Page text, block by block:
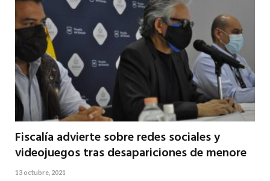
Fiscalía advierte sobre redes sociales y
videojuegos tras desapariciones de menore
13 octubre, 2021